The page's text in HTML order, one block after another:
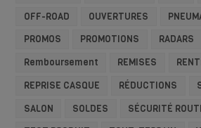
OFF-ROAD
OUVERTURES
PROMOS
PROMOTIONS
RADARS
Remboursement
REMISES
REPRISE CASQUE
RÉDUCTIONS
SALON
SOLDES
SÉCURITÉ